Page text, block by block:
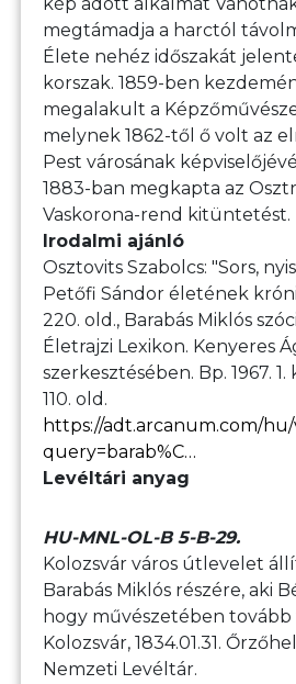
megtámadja a harctól
Élete nehéz időszakát
korszak. 1859-ben
megalakult a
melynek 1862-től ő volt az
Pest városának
1883-ban megkapta az
Vaskorona-rend kitüntetést.
Irodalmi ajánló
Osztovits Szabolcs: "Sors,
Petőfi Sándor életének
220. old., Barabás Miklós
Életrajzi Lexikon. Kenyeres
szerkesztésében. Bp. 1967.
110. old.
https://adt.arcanum.com/
query=barab%C…
Levéltári anyag
HU-MNL-OL-B 5-B-29.
Kolozsvár város útlevelet
Barabás Miklós részére, aki
hogy művészetében tovább
Kolozsvár, 1834.01.31.
Nemzeti Levéltár.